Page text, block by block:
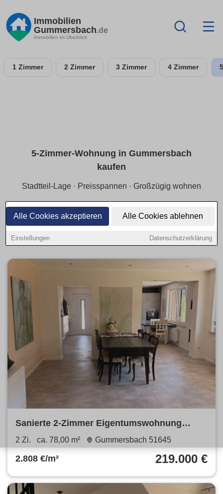
Alle Cookies akzeptieren Alle Cookies ablehnen
Einstellungen Datenschutzerklärung
Immobilien
Gummersbach.de
Immobilien im Überblick
1 Zimmer 2 Zimmer 3 Zimmer 4 Zimmer
5-Zimmer-Wohnung in Gummersbach
kaufen
Stadtteil-Lage · Preisspannen · Großzügig wohnen
Für Platzbedarf & Ansprüche:5-Zimmer-Wohnungen in
GummersbachnachStadtteil,ruhiger Lageund
provisionsfreie
Sanierte 2-Zimmer Eigentumswohnung
*ohne Makler*
2 Zi. ca. 78,00 m² Gummersbach 51645
2.808 €/m² 219.000 €